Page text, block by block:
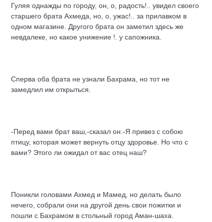
Гуляя однажды по городу, он, о, радость!.. увидел своего
старшего брата Ахмеда, но, о, ужас!.. за прилавком в
одном магазине. Другого брата он заметил здесь же
невдалеке, но какое унижение !. у сапожника.
Сперва оба брата не узнали Бахрама, но тот не
замедлил им открыться.
-Перед вами брат ваш,-сказал он.-Я привез с собою
птицу, которая может вернуть отцу здоровье. Но что с
вами? Этого ли ожидал от вас отец наш?
Поникли головами Ахмед и Мамед, но делать было
нечего, собрали они на другой день свои пожитки и
пошли с Бахрамом в стольный город Аман-шаха.